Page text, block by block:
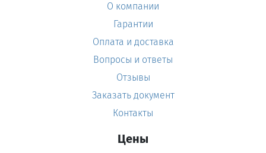
О компании
Гарантии
Оплата и доставка
Вопросы и ответы
Отзывы
Заказать документ
Контакты
Цены